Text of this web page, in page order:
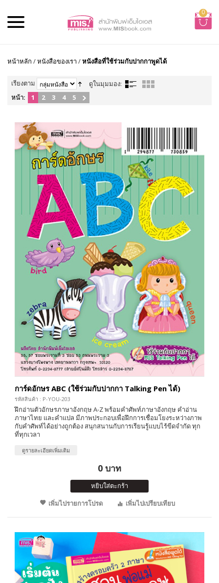
0
หน้าหลัก /หนังสือของเรา /หนังสือที่ใช้ร่วมกับปากกาพูดได้
เรียงตาม
ดูในมุมมอง:
หน้า:
1 2 3 4 5
การ์ดอักษร ABC (ใช้ร่วมกับปากกา Talking Pen ได้)
รหัสสินค้า : P-YOU-203
ฝึกอ่านตัวอักษรภาษาอังกฤษ A-Z พร้อมคำศัพท์ภาษาอังกฤษ คำอ่าน
ภาษาไทย และคำแปล มีภาพประกอบเพื่อฝึกการเชื่อมโยงระหว่างภาพ
กับคำศัพท์ได้อย่างถูกต้อง สนุกสนานกับการเรียนรู้แบบไร้ขีดจำกัด ทุก
ที่ทุกเวลา
ดูรายละเอียดเพิ่มเติม
0 บาท
หยิบใส่ตะกร้า
เพิ่มไปรายการโปรด
เพิ่มไปเปรียบเทียบ